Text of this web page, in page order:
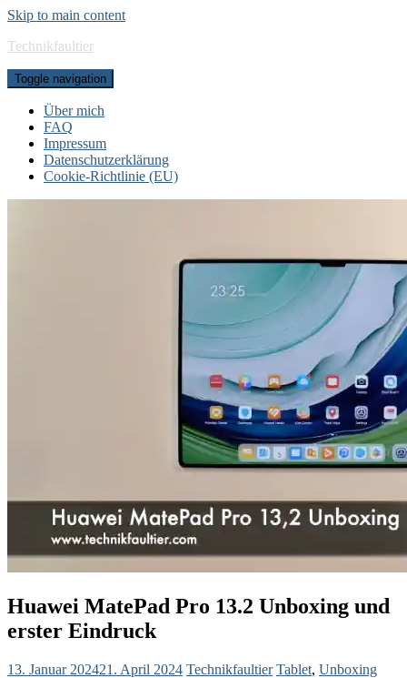
Skip to main content
Technikfaultier
Toggle navigation
Über mich
FAQ
Impressum
Datenschutzerklärung
Cookie-Richtlinie (EU)
Huawei MatePad Pro 13.2 Unboxing und
erster Eindruck
13. Januar 202421. April 2024 Technikfaultier Tablet, Unboxing